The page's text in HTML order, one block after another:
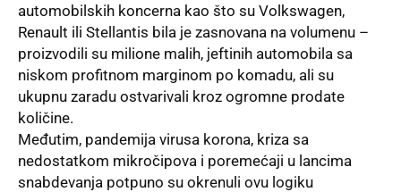
automobilskih koncerna kao što su Volkswagen,
Renault ili Stellantis bila je zasnovana na volumenu –
proizvodili su milione malih, jeftinih automobila sa
niskom profitnom marginom po komadu, ali su
ukupnu zaradu ostvarivali kroz ogromne prodate
količine.
Međutim, pandemija virusa korona, kriza sa
nedostatkom mikročipova i poremećaji u lancima
snabdevanja potpuno su okrenuli ovu logiku